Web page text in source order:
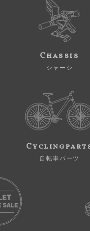
Chassis
シャーシ
自転車パーツ